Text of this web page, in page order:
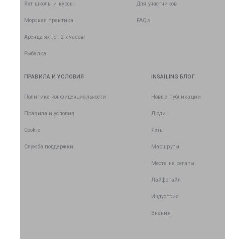
Яхт школы и курсы
Морская практика
Аренда яхт от 2-х часов!
Рыбалка
Для участников
FAQs
ПРАВИЛА И УСЛОВИЯ
Политика конфиденциальности
Правила и условия
Cookie
Служба поддержки
INSAILING БЛОГ
Новые публикации
Люди
Яхты
Маршруты
Места на регаты
Лайфстайл
Индустрия
Знания